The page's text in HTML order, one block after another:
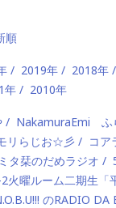
順
2019年 2018年
年 2010年
NakamuraEmi ふ
リらじお☆彡 コア
タ栞のだめラジオ
火曜ルーム二期生「
のRADIO DA